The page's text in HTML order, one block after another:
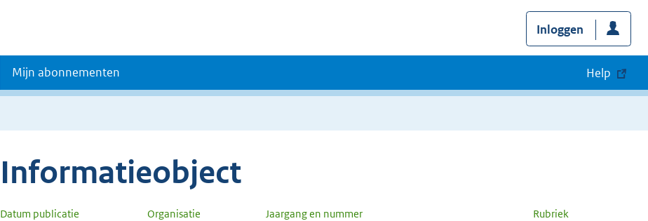
Inloggen
Mijn abonnementen Help
Informatieobject
Datum publicatie Organisatie Jaargang en nummer Rubriek